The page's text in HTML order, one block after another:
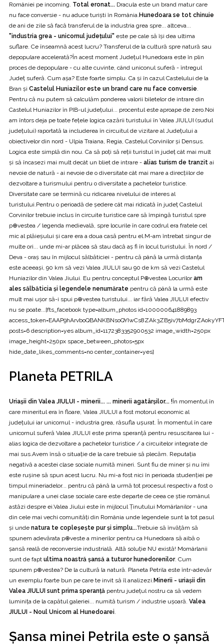
României pe incoming. Total eronat... Dracula este un brand matur care
nu face conversie - nu aduce turiști în România. Hunedoara se tot chinuie
de ani de zile să facă transferul de la industria grea spre... altceva...
"industria grea - unicornul județului" este pe cale să își dea ultima
suflare. Ce înseamnă acest lucru? Transferul de la cultură spre natură sau
depopulare accelerată?În acest moment Județul Hunedoara este în plin
proces de depopulare - cu alte cuvinte, când uniconul suferă - întregul
Județ suferă. Cum așa? Este foarte simplu. Ca și în cazul Castelului de la
Bran și Castelul Huniazilor este un brand care nu face conversie
Pentru că nu putem să calculăm ponderea valorii biletelor de intrare din
Castelul Huniazilor în PIB-ul județului... procentul este aproape de zero.Noi
am întors deja pe toate fețele logica cazării turistului în Valea JIULUI (sudul
județului) raportată la includerea în circuitul de vizitare al Județului a
obiectivelor din nord - Ulpia Traiana, Regia, Castelul Corvinilor și Densus.
Logica este simplă din nou. Ca să poți să reții turistul în județ cât mai mult
și să încasezi mai mult decât un bliet de intrare - alias turism de tranzit ai
nevoie de natură - ai nevoie de o diversitate cât mai mare a direcțiilor de
dezvoltare a turismului pentru o diversitate a pachetelor turistice.
Diversitate care se termină cu ridicarea nivelului de interes al
turistului.Pentru o perioadă de ședere cât mai ridicată în județ Castelul
Corvinilor trebuie inclus în circuite turistice care să împingă turistul spre
p⊕vestea / legenda medievală, spre locurile în care codrul era fratele cel
mic al plăieșului și care era a doua casă pentru el.M-am întrebat singur de
multe ori... unde mi-ar plăcea să stau dacă aș fi în locul turistului. În nord /
Deva - oraș sau în mijlocul sălbăticiei - pentru că până la urmă distanța
este aceeași, 90 km să vezi Valea JIULUI sau 90 de km să vezi Castelul
Huniazilor din Valea Jiului. Eu pentru conceptul P⊕vestea Locuriloram
ales sălbăticia și legendele nenumărate pentru că până la urmă este
mult mai ușor să-i spui p⊕vestea turistului... iar fără Valea JIULUI efectiv
nu se poate...[fts_facebook type=album_photos id=100000641889893
posts=6 description=yes album_id=1172383352900532 image_width=250px
image_height=250px space_between_photos=5px
hide_date_likes_comments=no center_container=yes]
Planeta PETRILA
Uriașii din Valea JIULUI - minerii... ... minerii agatârşilor... !În momentul în
care mineritul era în floare, Valea JIULUI a fost motorul economic al
județului iar unicornul - industria grea, răsufla ușurat. În momentul în care
unicornul suferă Valea JIULUI este prima speranță pentru resuscitarea lui -
alias logica de dezvoltare a pachetelor turistice / a circuitelor integrate de
mai sus.Avem însă o situație de la care trebuie să plecăm. Reputația
negativă a acestei clase sociale numită mineri. Sunt fiu de miner și nu îmi
este rușine să spun acest lucru. Nu mi-a fost nici în perioada studenției pe
timpul mineriadelor... pentru că până la urmă tot procesul respectiv a fost o
manipulare a unei clase sociale care este departe de ceea ce știe românul
astăzi despre ei.Valea Jiului este în mijlocul Ținutului Momârlanilor - una
din cele mai vechi comunități din România unde legendele sunt la tot pasul
și unde natura te copleșește pur și simplu...Trebuie să învățăm să
spunem adevărata p⊕veste a minerilor pentru ca Hunedoara să aibă o
șansă reală de reconversie industrială. Altă soluție NU există! Momârlanii
sunt de fapt ultima noastră șansă a tuturor hunedorenilor. Cum
spunem p⊕vestea? De la cultură la natură. Planeta Petrila este într-adevăr
un exemplu foarte bun pe care te invit să îl analizezi. Minerii - uriașii din
Valea JIULUI sunt prima speranță pentru județul nostru ca să vedem
luminița de la capătul galeriei... numită turism / industrie ușoară. Valea
JIULUI - Noul Unicorn al Hunedoarei
Șansa minei Petrila este o șansă